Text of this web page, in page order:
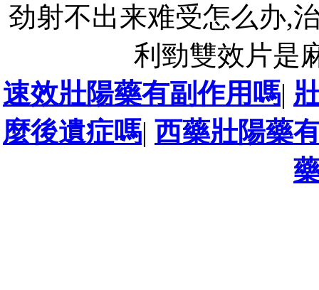
劲射不出来难受怎么办,
利勁雙效片是
速效壯陽藥有副作用嗎|
麼後遺症嗎| 西藥壯陽藥